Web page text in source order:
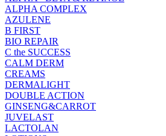
ALPHA COMPLEX
AZULENE
B FIRST
BIO REPAIR
C the SUCCESS
CALM DERM
CREAMS
DERMALIGHT
DOUBLE ACTION
GINSENG&CARROT
JUVELAST
LACTOLAN